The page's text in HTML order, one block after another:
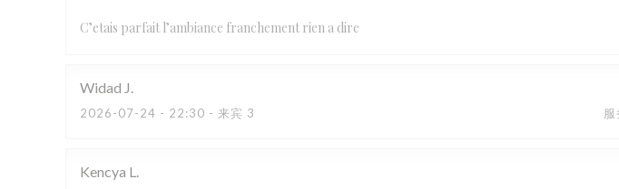
C’etais parfait l’ambiance franchement rien a dire
Widad J
2026-07-24 - 22:30 - 来宾 3 服
Kencya L